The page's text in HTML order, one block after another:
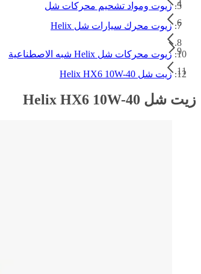
زيوت ومواد تشحيم محركات شل
زيوت محرك سيارات شل Helix
زيوت محركات شل Helix شبه الاصطناعية
زيت شل Helix HX6 10W-40
زيت شل Helix HX6 10W-40